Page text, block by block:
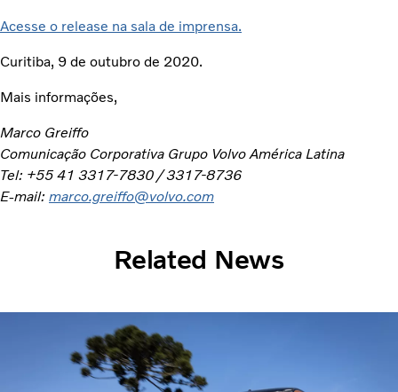
Acesse o release na sala de imprensa.
Curitiba, 9 de outubro de 2020.
Mais informações,
Marco Greiffo
Comunicação Corporativa Grupo Volvo América Latina
Tel: +55 41 3317-7830 / 3317-8736
E-mail: marco.greiffo@volvo.com
Related News